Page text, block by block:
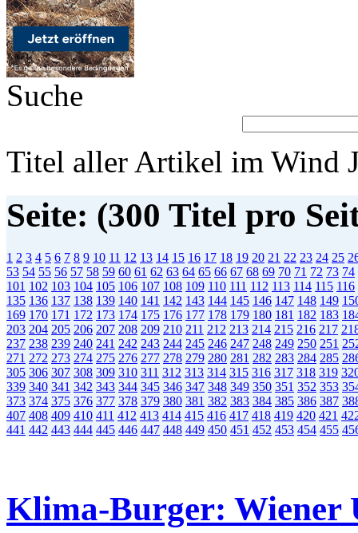
Suche
Titel aller Artikel im Wind
Seite: (300 Titel pro
1 2 3 4 5 6 7 8 9 10 11 12 13 14 15 16 17 18 19 20 21 22 23 24 25
53 54 55 56 57 58 59 60 61 62 63 64 65 66 67 68 69 70 71 72 73 74
101 102 103 104 105 106 107 108 109 110 111 112 113 114 115 116
135 136 137 138 139 140 141 142 143 144 145 146 147 148 149
169 170 171 172 173 174 175 176 177 178 179 180 181 182 183
203 204 205 206 207 208 209 210 211 212 213 214 215 216 217
237 238 239 240 241 242 243 244 245 246 247 248 249 250 251
271 272 273 274 275 276 277 278 279 280 281 282 283 284 285
305 306 307 308 309 310 311 312 313 314 315 316 317 318 319
339 340 341 342 343 344 345 346 347 348 349 350 351 352 353
373 374 375 376 377 378 379 380 381 382 383 384 385 386 387
407 408 409 410 411 412 413 414 415 416 417 418 419 420 421
441 442 443 444 445 446 447 448 449 450 451 452 453 454 455
Klima-Burger: Wiener